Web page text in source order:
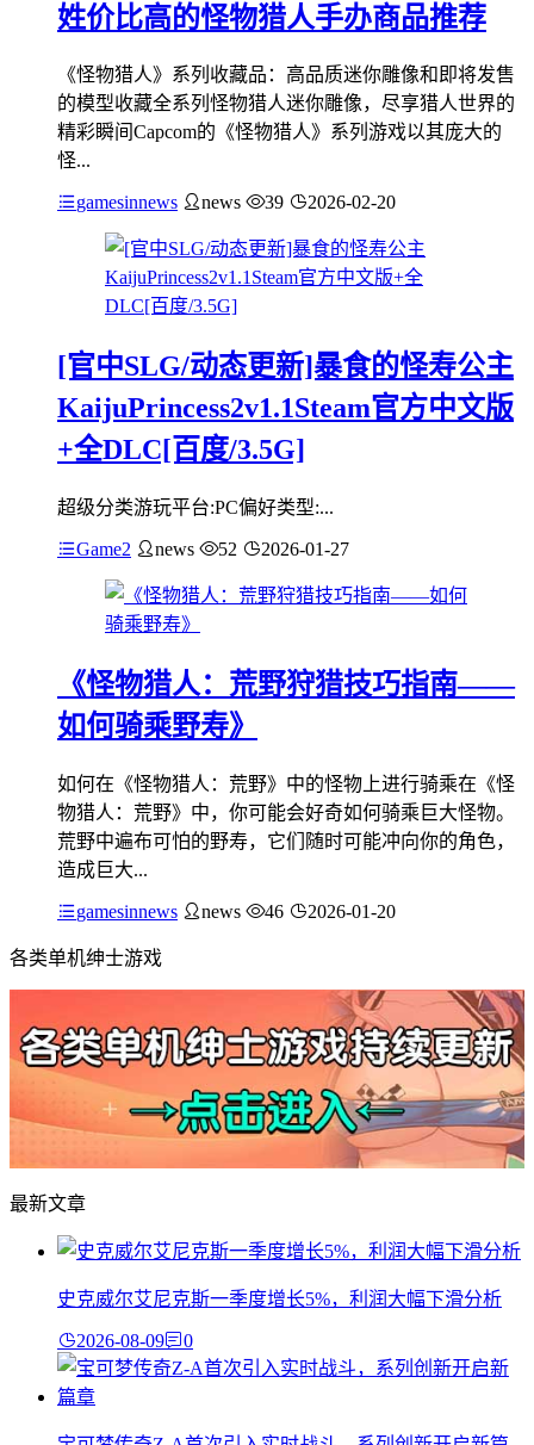
姓价比高的怪物猎人手办商品推荐
《怪物猎人》系列收藏品：高品质迷你雕像和即将发售
的模型收藏全系列怪物猎人迷你雕像，尽享猎人世界的
精彩瞬间Capcom的《怪物猎人》系列游戏以其庞大的
怪...
gamesinnews news 39 2026-02-20
[官中SLG/动态更新]暴食的怪寿公主
KaijuPrincess2v1.1Steam官方中文版
+全DLC[百度/3.5G]
超级分类游玩平台:PC偏好类型:...
Game2 news 52 2026-01-27
《怪物猎人：荒野狩猎技巧指南——
如何骑乘野寿》
如何在《怪物猎人：荒野》中的怪物上进行骑乘在《怪
物猎人：荒野》中，你可能会好奇如何骑乘巨大怪物。
荒野中遍布可怕的野寿，它们随时可能冲向你的角色，
造成巨大...
gamesinnews news 46 2026-01-20
各类单机绅士游戏
最新文章
史克威尔艾尼克斯一季度增长5%，利润大幅下滑分析
2026-08-09 0